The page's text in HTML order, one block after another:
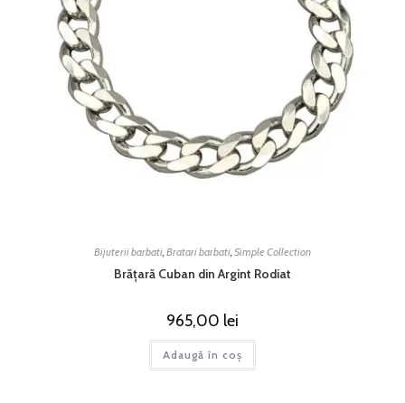
Bijuterii barbati Bratari barbati Simple Collection
Brățară Cuban din Argint Rodiat
965,00 lei
Adaugă în coș